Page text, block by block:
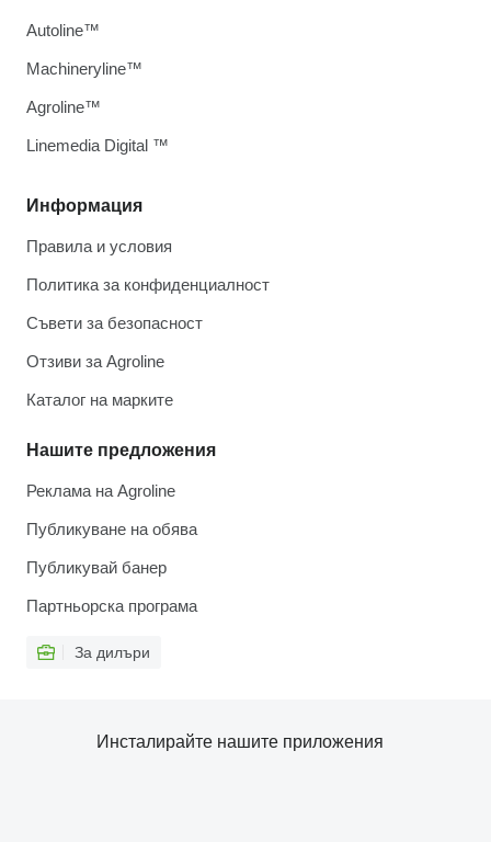
Информация
Правила и условия
Политика за конфиденциалност
Съвети за безопасност
Отзиви за Agroline
Каталог на марките
Нашите предложения
Реклама на Agroline
Публикуване на обява
Публикувай банер
Партньорска програма
За дилъри
Autoline™
Machineryline™
Agroline™
Linemedia Digital ™
Инсталирайте нашите приложения